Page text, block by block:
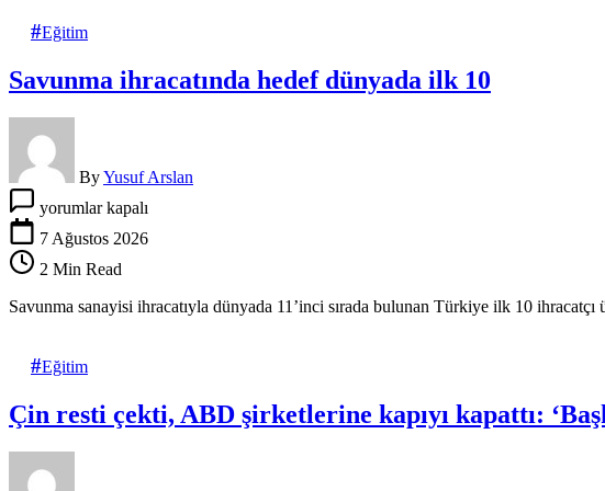
Eğitim
Savunma ihracatında hedef dünyada ilk 10
ByYusuf Arslan
ihracatında
hedef
ilk
için
yorumlar kapalı
7 Ağustos 2026
2 Min Read
Savunma sanayisi ihracatıyla dünyada 11’inci sırada bulunan Türkiye ilk 10
Eğitim
Çin resti çekti, ABD şirketlerine kapıyı kapattı: